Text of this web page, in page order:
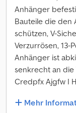
Anhänger
Bauteile die den
schützen, V-
Verzurrösen, 13-
Anhänger ist
senkrecht an
Credpfx Ajgfw I
Mehr